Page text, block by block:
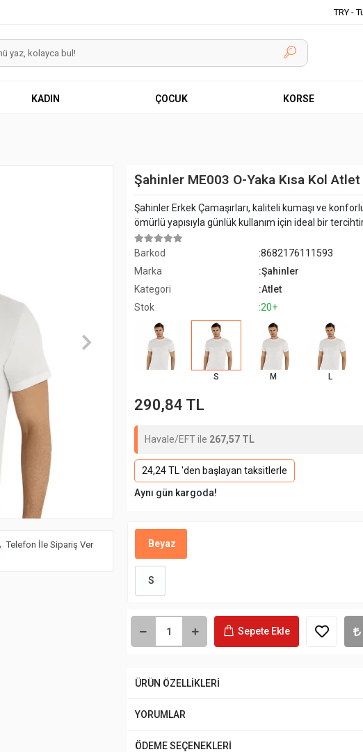
TRY -
KADIN ÇOCUK KORSE
Telefon İle Sipariş Ver
Şahinler ME003 O-Yaka Kısa Kol
Şahinler Erkek Çamaşırları, kaliteli kumaşı ve
ömürlü yapısıyla günlük kullanım için ideal bir
Barkod
:8682176111593
Marka
:Şahinler
Kategori
:Atlet
Stok
:20+
S M L
290,84 TL
Havale/EFT ile 267,57 TL
24,24 TL 'den başlayan taksitlerle
Aynı gün kargoda!
Beyaz
S
Sepete Ekle
ÜRÜN ÖZELLİKLERİ
YORUMLAR
ÖDEME SEÇENEKLERİ